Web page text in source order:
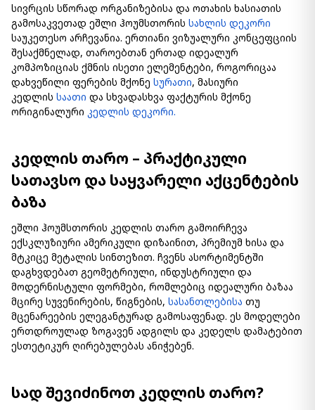
სივრცის სწორად ორგანიზებისა და ოთახის ხასიათის
გამოსაკვეთად ეშლი ჰოუმსთორის სახლის დეკორი
საუკეთესო არჩევანია. ერთიანი ვიზუალური კონცეფციის
შესაქმნელად, თაროებთან ერთად იდეალურ
კომპოზიციას ქმნის ისეთი ელემენტები, როგორიცაა
დახვეწილი ფერების მქონე სურათი, მასიური
კედლის საათი და სხვადასხვა ფაქტურის მქონე
ორიგინალური კედლის დეკორი.
კედლის თარო – პრაქტიკული
სათავსო და საყვარელი აქცენტების
ბაზა
ეშლი ჰოუმსთორის კედლის თარო გამოირჩევა
ექსკლუზიური ამერიკული დიზაინით, პრემიუმ ხისა და
მტკიცე მეტალის სინთეზით. ჩვენს ასორტიმენტში
დაგხვდებათ გეომეტრიული, ინდუსტრიული და
მოდერნისტული ფორმები, რომლებიც იდეალური ბაზაა
მცირე სუვენირების, წიგნების, სასანთლებისა თუ
მცენარეების ელეგანტურად გამოსაფენად. ეს მოდელები
ერთდროულად ზოგავენ ადგილს და კედელს დამატებით
ესთეტიკურ ღირებულებას ანიჭებენ.
სად შევიძინოთ კედლის თარო?